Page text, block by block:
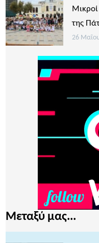
της
26
Μεταξύ μας...